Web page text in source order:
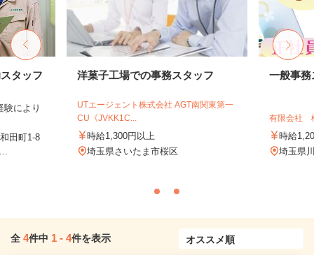
タッフ
により
田町1-8
洋菓子工場での事務スタッフ
UTエージェント株式会社 AGT南関東第一
CU《JVKK1C...
時給1,300円以上
埼玉県さいたま市桜区
一般事務
有限会社
時給
埼玉県
全 4件中 1 - 4件を表示